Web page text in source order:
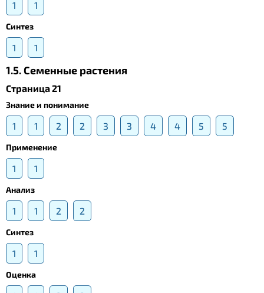
1 1
Синтез
1 1
1.5. Cеменные растения
Страница 21
Знание и понимание
1 1 2 2 3 3 4 4 5 5
Применение
1 1
Анализ
1 1 2 2
Синтез
1 1
Оценка